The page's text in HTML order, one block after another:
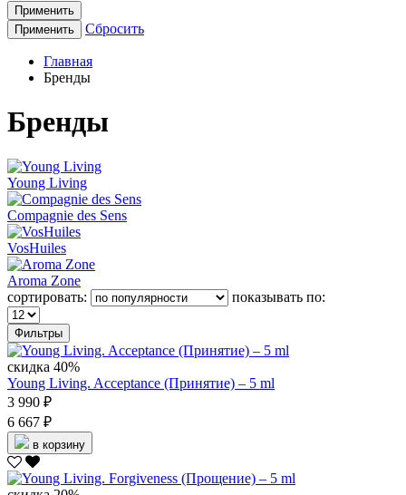
Применить
Применить
Сбросить
Главная
Бренды
Бренды
Young Living
Compagnie des Sens
VosHuiles
Aroma Zone
сортировать:
показывать по:
Фильтры
скидка 40%
Young Living. Acceptance (Принятие) – 5 ml
3 990 ₽
6 667 ₽
в корзину